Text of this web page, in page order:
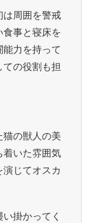
は周囲を警戒
食事と寝床を
力を持って
の役割も担
猫の獣人の美
着いた雰囲気
じてオスカ
掛かってく